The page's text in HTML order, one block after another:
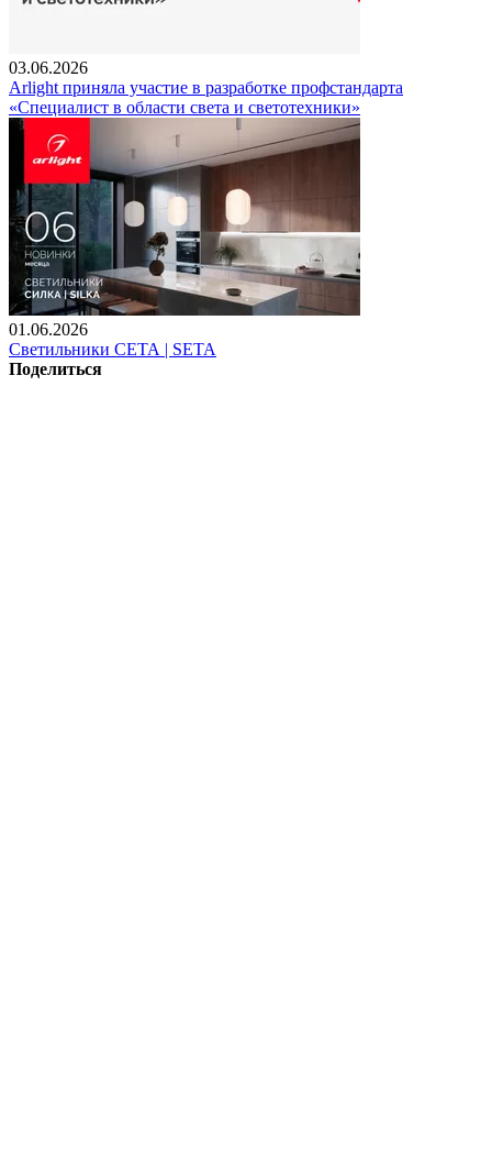
03.06.2026
Arlight приняла участие в разработке профстандарта
«Специалист в области света и светотехники»
01.06.2026
Светильники СЕТА | SETA
Поделиться